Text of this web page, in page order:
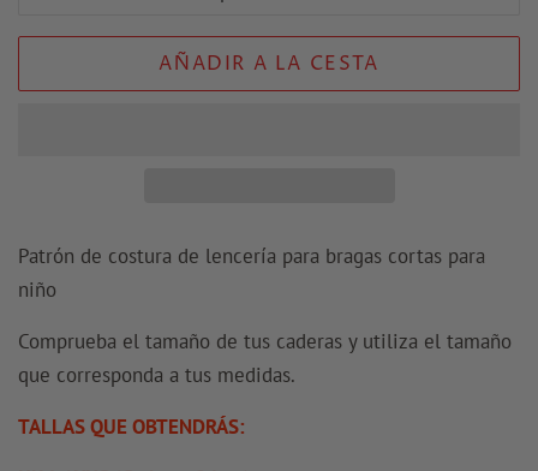
AÑADIR A LA CESTA
Patrón de costura de lencería para bragas cortas para
niño
Comprueba el tamaño de tus caderas y utiliza el tamaño
que corresponda a tus medidas.
TALLAS QUE OBTENDRÁS: